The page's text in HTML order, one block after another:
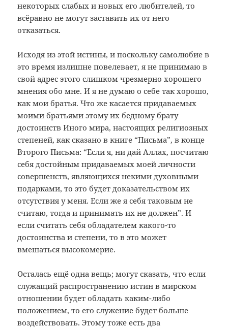
некоторых слабых и новых его любителей, то
всёравно не могут заставить их от него
отказаться.
Исходя из этой истины, и поскольку самолюбие в
это время излишне повелевает, я не принимаю в
свой адрес этого слишком чрезмерно хорошего
мнения обо мне. И я не думаю о себе так хорошо,
как мои братья. Что же касается придаваемых
моими братьями этому их бедному брату
достоинств Иного мира, настоящих религиозных
степеней, как сказано в книге “Письма”, в конце
Второго Письма: “Если я, ни дай Аллах, посчитаю
себя достойным придаваемых моей личности
совершенств, являющихся некими духовными
подарками, то это будет доказательством их
отсутствия у меня. Если же я себя таковым не
считаю, тогда и принимать их не должен”. И
если считать себя обладателем какого-то
достоинства и степени, то в это может
вмешаться высокомерие.
Осталась ещё одна вещь; могут сказать, что если
служащий распространению истин в мирском
отношении будет обладать каким-либо
положением, то его служение будет больше
воздействовать. Этому тоже есть два